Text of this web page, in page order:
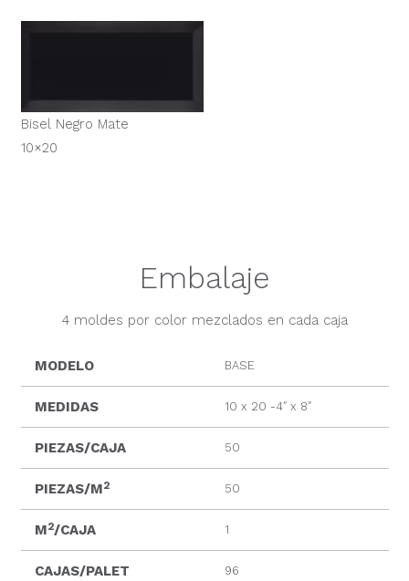
Bisel Negro Mate
10×20
Embalaje
4 moldes por color mezclados en cada caja
MODELO BASE
MEDIDAS 10 x 20 -4″ x 8″
PIEZAS/CAJA 50
PIEZAS/M2 50
M2/CAJA 1
CAJAS/PALET 96